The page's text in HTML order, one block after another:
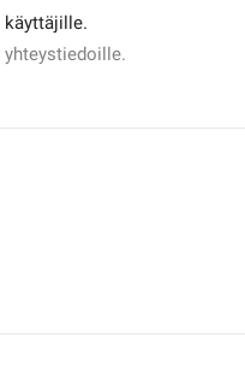
käyttäjille.